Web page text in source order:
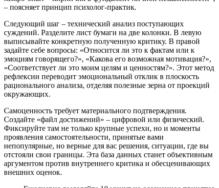
– поясняет принцип психолог-практик.
Следующий шаг – технический анализ поступающих
суждений. Разделите лист бумаги на две колонки. В левую
выписывайте конкретную полученную критику. В правой
задайте себе вопросы: «Относится ли это к фактам или к
эмоциям говорящего?», «Какова его возможная мотивация?»,
«Соответствует ли это моим целям и ценностям?». Этот метод
рефлексии переводит эмоциональный отклик в плоскость
рационального анализа, отделяя полезные зерна от проекций
окружающих.
Самоценность требует материального подтверждения.
Создайте «файл достижений» – цифровой или физический.
Фиксируйте там не только крупные успехи, но и моменты
проявления самостоятельности, принятые вами
непопулярные, но верные для вас решения, ситуации, где вы
отстояли свои границы. Эта база данных станет объективным
аргументом против внутреннего критика и обесценивающих
внешних оценок.